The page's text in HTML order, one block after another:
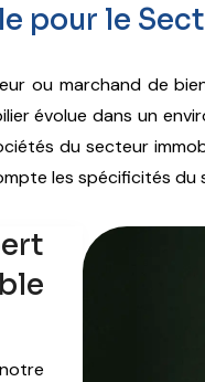
pour le
ou marchand de
évolue dans un
du secteur
les spécificités